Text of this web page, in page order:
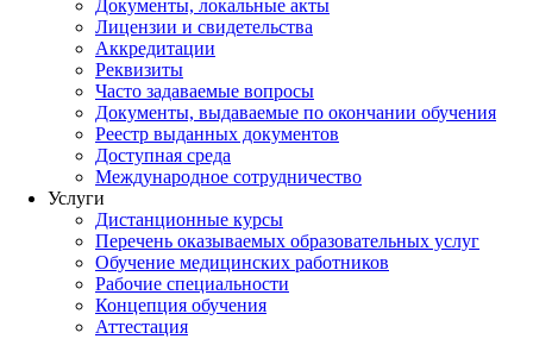
Документы, локальные акты
Лицензии и свидетельства
Аккредитации
Реквизиты
Часто задаваемые вопросы
Документы, выдаваемые по окончании обучения
Реестр выданных документов
Доступная среда
Международное сотрудничество
Услуги
Дистанционные курсы
Перечень оказываемых образовательных услуг
Обучение медицинских работников
Рабочие специальности
Концепция обучения
Аттестация